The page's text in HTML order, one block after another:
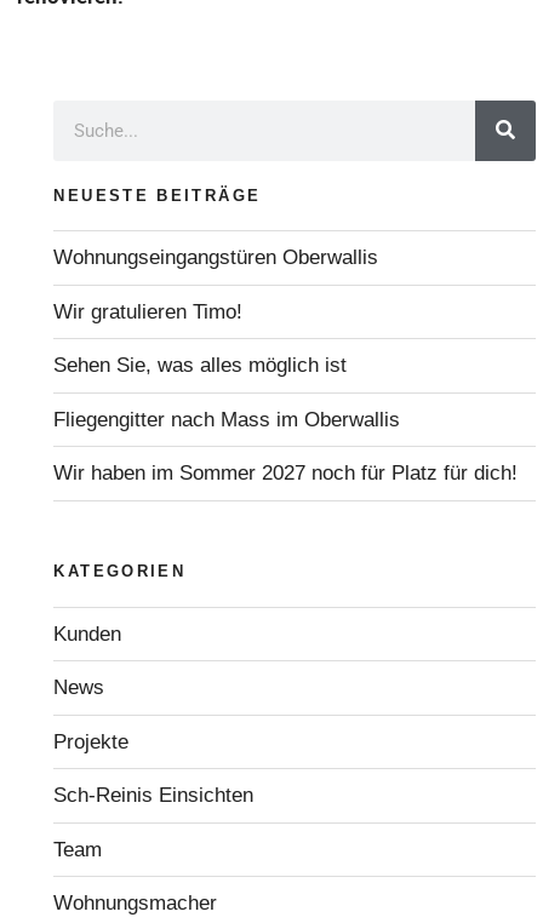
NEUESTE BEITRÄGE
Wohnungseingangstüren Oberwallis
Wir gratulieren Timo!
Sehen Sie, was alles möglich ist
Fliegengitter nach Mass im Oberwallis
Wir haben im Sommer 2027 noch für Platz für dich!
KATEGORIEN
Kunden
News
Projekte
Sch-Reinis Einsichten
Team
Wohnungsmacher